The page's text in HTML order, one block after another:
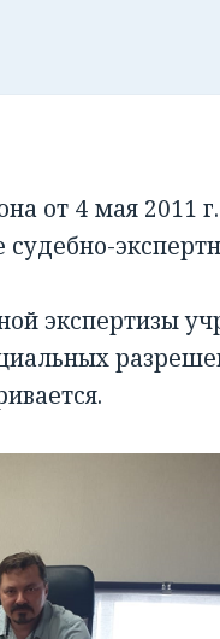
от 4 мая 2011
экспертизы